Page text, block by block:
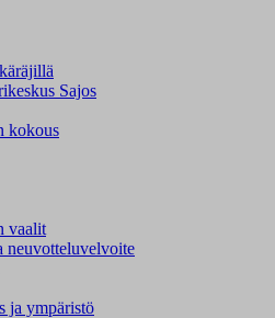
Sajos
kokous
vaalit
neuvotteluvelvoite
ja ympäristö